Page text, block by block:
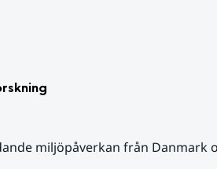
miljöpåverkan från